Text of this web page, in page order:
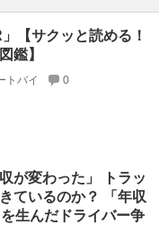
【サクッと読める！
鑑】
トバイ 0
が変わった」 トラッ
ているのか？ 「年収
生んだドライバー争